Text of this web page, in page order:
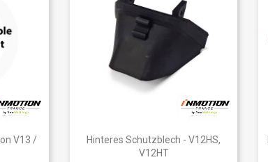
V13 /
Vorschau
Hinteres Schutzblech - V12HS,
V12HT